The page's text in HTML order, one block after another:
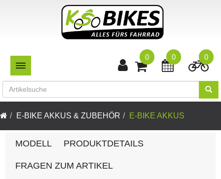
TOGGLE NAVIGATION
0
0
0
E-BIKE AKKUS & ZUBEHÖR E-BIKE AKKUS
MODELL PRODUKTDETAILS
FRAGEN ZUM ARTIKEL